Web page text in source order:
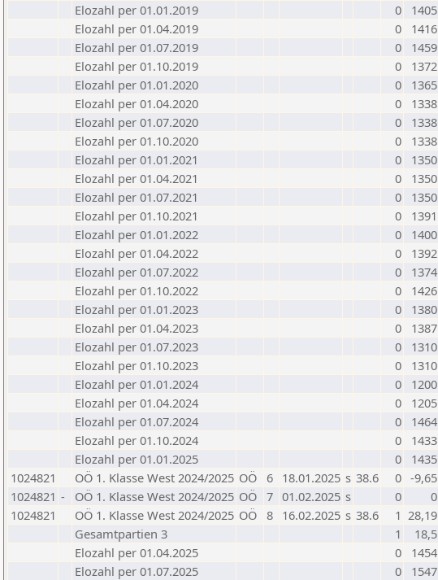
Elozahl per 01.01.2019
0
1405
Elozahl per 01.04.2019
0
1416
Elozahl per 01.07.2019
0
1459
Elozahl per 01.10.2019
0
1372
Elozahl per 01.01.2020
0
1365
Elozahl per 01.04.2020
0
1338
Elozahl per 01.07.2020
0
1338
Elozahl per 01.10.2020
0
1338
Elozahl per 01.01.2021
0
1350
Elozahl per 01.04.2021
0
1350
Elozahl per 01.07.2021
0
1350
Elozahl per 01.10.2021
0
1391
Elozahl per 01.01.2022
0
1400
Elozahl per 01.04.2022
0
1392
Elozahl per 01.07.2022
0
1374
Elozahl per 01.10.2022
0
1426
Elozahl per 01.01.2023
0
1380
Elozahl per 01.04.2023
0
1387
Elozahl per 01.07.2023
0
1310
Elozahl per 01.10.2023
0
1310
Elozahl per 01.01.2024
0
1200
Elozahl per 01.04.2024
0
1205
Elozahl per 01.07.2024
0
1464
Elozahl per 01.10.2024
0
1433
Elozahl per 01.01.2025
0
1435
1024821
OÖ 1. Klasse West 2024/2025 OÖ 6 18.01.2025 s 38.6 0 -9,65
1024821 - OÖ 1. Klasse West 2024/2025 OÖ 7 01.02.2025 s 0 0
1024821
OÖ 1. Klasse West 2024/2025 OÖ 8 16.02.2025 s 38.6 1 28,19
Gesamtpartien 3
1
18,5
Elozahl per 01.04.2025
0
1454
Elozahl per 01.07.2025
0 1547